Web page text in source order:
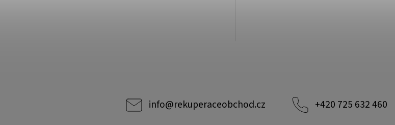
info@rekuperaceobchod.cz +420 725 632 460